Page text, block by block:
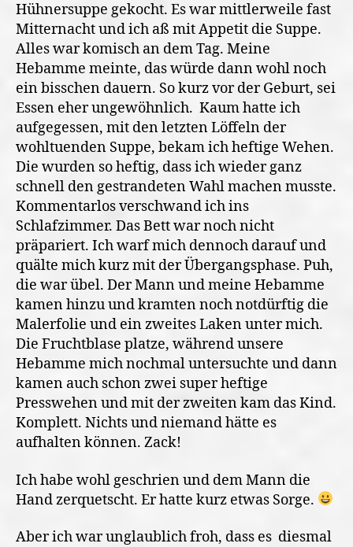
Hühnersuppe gekocht. Es war mittlerweile fast
Mitternacht und ich aß mit Appetit die Suppe.
Alles war komisch an dem Tag. Meine
Hebamme meinte, das würde dann wohl noch
ein bisschen dauern. So kurz vor der Geburt, sei
Essen eher ungewöhnlich. Kaum hatte ich
aufgegessen, mit den letzten Löffeln der
wohltuenden Suppe, bekam ich heftige Wehen.
Die wurden so heftig, dass ich wieder ganz
schnell den gestrandeten Wahl machen musste.
Kommentarlos verschwand ich ins
Schlafzimmer. Das Bett war noch nicht
präpariert. Ich warf mich dennoch darauf und
quälte mich kurz mit der Übergangsphase. Puh,
die war übel. Der Mann und meine Hebamme
kamen hinzu und kramten noch notdürftig die
Malerfolie und ein zweites Laken unter mich.
Die Fruchtblase platze, während unsere
Hebamme mich nochmal untersuchte und dann
kamen auch schon zwei super heftige
Presswehen und mit der zweiten kam das Kind.
Komplett. Nichts und niemand hätte es
aufhalten können. Zack!
Ich habe wohl geschrien und dem Mann die
Hand zerquetscht. Er hatte kurz etwas Sorge.
Aber ich war unglaublich froh, dass es diesmal